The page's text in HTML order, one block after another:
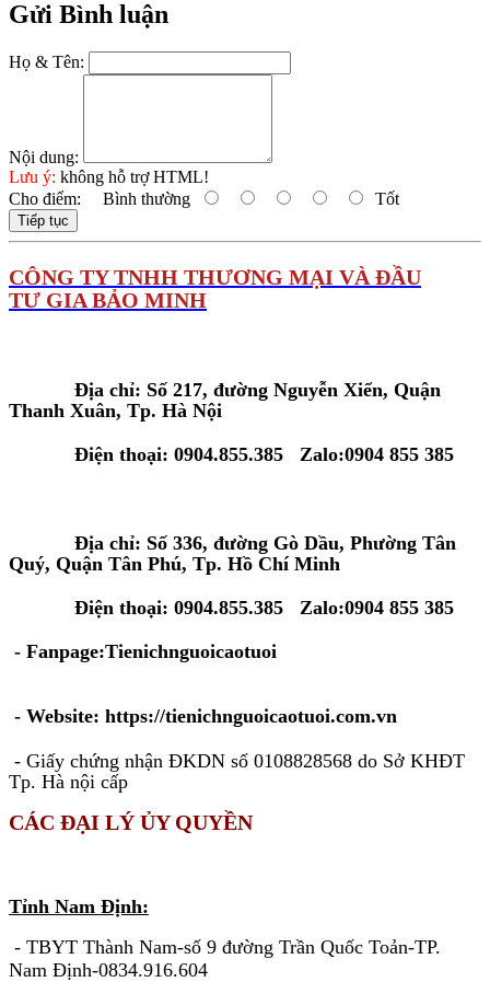
Gửi Bình luận
Họ & Tên:
Nội dung:
Lưu ý: không hỗ trợ HTML!
Cho điểm: Bình thường Tốt
Tiếp tục
CÔNG TY TNHH THƯƠNG MẠI VÀ ĐẦU
TƯ GIA BẢO MINH
Địa chỉ: Số 217, đường Nguyễn Xiển, Quận
Thanh Xuân, Tp. Hà Nội
Điện thoại: 0904.855.385 Zalo:0904 855 385
Địa chỉ: Số 336, đường Gò Dầu, Phường Tân
Quý, Quận Tân Phú, Tp. Hồ Chí Minh
Điện thoại: 0904.855.385 Zalo:0904 855 385
- Fanpage:Tienichnguoicaotuoi
- Website: https://tienichnguoicaotuoi.com.vn
- Giấy chứng nhận ĐKDN số 0108828568 do Sở KHĐT
Tp. Hà nội cấp
CÁC ĐẠI LÝ ỦY QUYỀN
Tỉnh Nam Định:
- TBYT Thành Nam-số 9 đường Trần Quốc Toản-TP.
Nam Định-0834.916.604